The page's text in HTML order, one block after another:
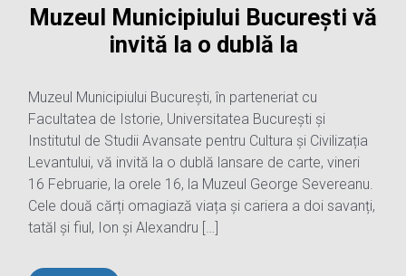
Muzeul Municipiului București vă
invită la o dublă la
Muzeul Municipiului București, în parteneriat cu
Facultatea de Istorie, Universitatea București și
Institutul de Studii Avansate pentru Cultura și Civilizația
Levantului, vă invită la o dublă lansare de carte, vineri
16 Februarie, la orele 16, la Muzeul George Severeanu.
Cele două cărți omagiază viața și cariera a doi savanți,
tatăl și fiul, Ion și Alexandru […]